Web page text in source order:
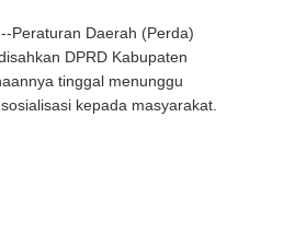
Peraturan Daerah (Perda)
DPRD Kabupaten
tinggal menunggu
kepada masyarakat.